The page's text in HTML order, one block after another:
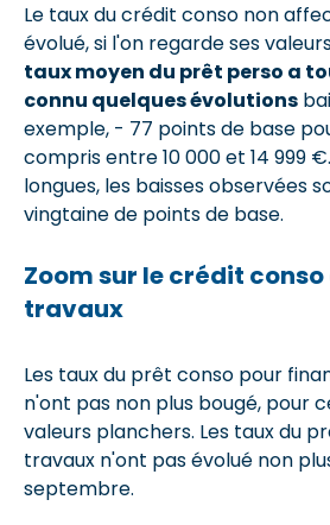
Le taux du crédit conso non
évolué, si l'on regarde ses
taux moyen du prêt perso a
connu quelques évolutions
exemple, - 77 points de base
compris entre 10 000 et 14 999
longues, les baisses observées
vingtaine de points de base.
Zoom sur le crédit
travaux
Les taux du prêt conso pour
n'ont pas non plus bougé, pour
valeurs planchers. Les taux du
travaux n'ont pas évolué non
septembre.